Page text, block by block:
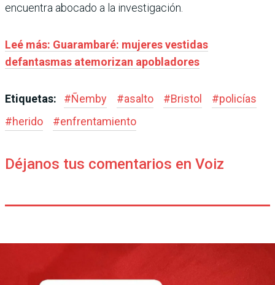
encuentra abocado a la investigación.
Leé más: Guarambaré: mujeres vestidas
defantasmas atemorizan apobladores
Etiquetas: #Ñemby #asalto #Bristol #policías
#herido #enfrentamiento
Déjanos tus comentarios en Voiz